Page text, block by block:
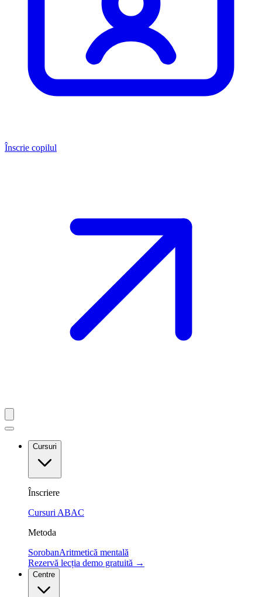
Înscrie copilul
Cursuri
Înscriere
Cursuri ABAC
Metoda
SorobanAritmetică mentală
Rezervă lecția demo gratuită →
Centre